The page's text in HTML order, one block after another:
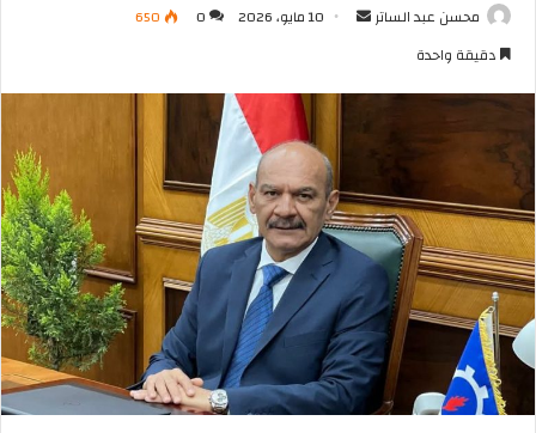
محسن عبد الساتر
أرسل 10 مايو، 2026 0
650
دقيقة واحدة